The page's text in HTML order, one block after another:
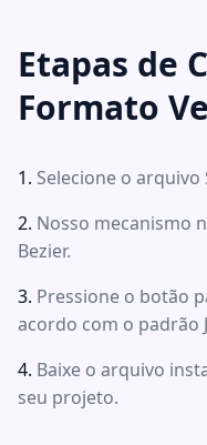
Etapas de
Formato
Selecione o
Nosso mecanismo
Bezier.
Pressione o botão
acordo com o padrão
Baixe o arquivo
seu projeto.